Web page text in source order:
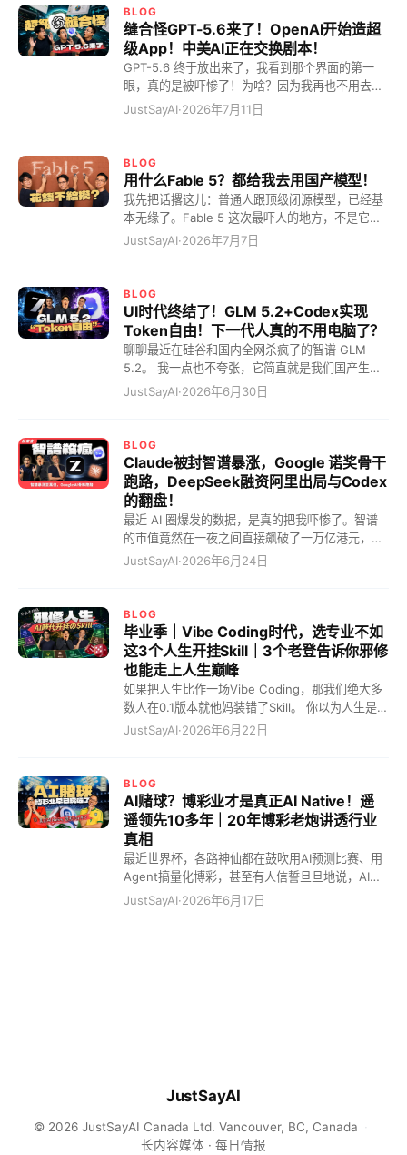
Telegram版 点击打开 · 免费体验
期中，这意味着剩下的50个月，设备都在无成本、
高效率地自我“印钞”。 而他最狠的一招，是克制住
暴利欲望，将API价格锁死在成本的6倍。你以为6
倍很高？不，这恰恰是极致的“降价防守”——它把
利润压到让任何试图买卡、自己本地部署的第三方
“完全无利可图”。这种算得极清的成本定价，直接
上天天吹嘘的端到端、物理AI，很可能根本就没触
及终局！而大家眼巴巴盼着的完美 L3 自动驾驶，
可能永远只是个画出来的大饼，反倒是看起来更遥
远的 L4，会以你根本想象不到的速度直接降临，把
那些还在吹嘘 L3 的车企一波流带走！吓惨了吗？
扒这智驾！ 其实智驾不需要高级智能，但需要...
RV（雷达视觉），就像个只知道往前看的一根筋，
两眼一抹黑。到了2022年，搞出了 BEV（鸟瞰
图），把侧面7个摄像头加上前面的主激光雷达拼
接起来，算是开了个360度全景天眼，终于跟人类
的视角完全对标了。到了2025年，也就是现在，端
BLOG
缝合怪GPT-5.6来了！OpenAI开始造超
级App！中美AI正在交换剧本！
GPT-5.6 终于放出来了，我看到那个界面的第一
眼，真的是被吓惨了！为啥？因为我再也不用去求
Claude Fable 5 这个老油条了！ 我最近用 Fable
也是天下无敌啊！你想一想，你以前在公司里遇到
那种老鸟，你问他个事儿，他直接跟你打太极！“哎
呀，这个涉及到安全问题呀，那个不符合规范呀。”
他天天把那些政治正确挂在嘴边，跟你装死。甚至
表面上答应你，转头就甩给小弟做一个 50 分的残
次品应付了事。这种打工人的苦，我居然在 AI 身
边，恨不得拿个砖头逼着他干活，但他是个 AI
呐，他不吃饭也不下班，你拿他有什么办法？ 但现
在，GPT-5.6 来了，这世界清静了！他完全没有拒
绝我，什么安全问题、七七八八的借口，统统没
有。他就用那种清澈的眼神看着我，上来没有任何
废话，直接切入正题。我刚才还在开车呢，十几分
钟的路程，他已经把几十万字的文档和日志全部分
JustSayAI·2026年7月11日
BLOG
用什么Fable 5？都给我去用国产模型！
我先把话撂这儿：普通人跟顶级闭源模型，已经基
本无缘了。Fable 5 这次最吓人的地方，不是它有
多强，而是它终于把牌摊开了：你花了钱，也未必
直接拒；后面还藏着一个暗保镖，觉得你这个问题
太傻，偷偷把你转给更笨的模型。日志里甚至能看
到一句近乎羞辱的话：too dumb to use Fable。
翻译成人话是什么？你太菜，不配。 顶级模型，花
钱还不让摸！ Fable 5 不是第一个干这事的。
级，什么超牛逼、一般牛逼、普通牛逼，名字我都
钱，一边祈祷今天别把博士切成实习生。 这说明什
么？说明闭源模型进入了“看门时代”。它们不再只
拼能力，而是拼谁更会限量，谁更会分层，谁更会
把最好的东西供起来给估值讲故事。你以为自己在
买生产力，其实你买的是排队资格。你问它问题，
它先问你：你配吗？ 这就很荒诞了。模型公司天天
讲 AGI，天
JustSayAI·2026年7月7日
BLOG
UI时代终结了！GLM 5.2+Codex实现
Token自由！下一代人真的不用电脑了？
聊聊最近在硅谷和国内全网杀疯了的智谱 GLM
5.2。 我一点也不夸张，它简直就是我们国产生态
的 DeepSeek R1 时刻！自从我去年底疯狂囤了这
什么？因为我算是彻底实现了 Token 自由！ 这到
底是个什么概念？就是你终于不用像个穷逼一样，
每敲一行代码都要算计口袋里那几个可怜的铜板
了。你想想，以前每次调用大模型，看着屏幕上跳
跃的字符，你心里想的不是代码有多牛，而是“卧
槽，这得花多少钱”！现在呢？你完全可以对它说，
Token 自由这件事 你肯定要问，这玩意儿到底有
一晚上在那里瞎搞 computer use，第二天早上起
来一看，硬生生给我烧掉了 200 美金！这谁顶得住
啊？我心都在滴血啊！这种感觉是什么？这简直就
是你请了一个按小时收费的顶级大律师，一小时几
百美金，你平时根本不舍得用。用的时
JustSayAI·2026年6月30日
BLOG
Claude被封智谱暴涨，Google 诺奖骨干
跑路，DeepSeek融资阿里出局与Codex
的翻盘！
最近 AI 圈爆发的数据，是真的把我吓惨了。智谱
的市值竟然在一夜之间直接飙破了一万亿港元，这
个数字刺眼得让人倒吸一口冷气。老美前脚刚傲慢
的连环绝杀，直接把还没反应过来的硅谷大厂按在
泥地里疯狂摩擦。这波血汗红利吃得，真的是把所
有人都看傻了。 万亿暴涨的遮羞布，到底盖住了谁
的无能？ 你以为Claude这只是一次普通的封号事
件？错！这把无情的利刃，直接扯下了整个 AI 圈
虚伪的遮羞布。想想看，我前一天晚上还在用
晨醒来，号没了！全网瞬间哀嚎遍野，连 AI 界的
大模型质量差口气。可一旦它掏出逆天的百万窗口
上下文，像大海捞针一样精准地帮你改 bug，而且
token 用量极其耐烧的时候，那种感觉就像是：你
本来在一家高攀不起的米其林排队，结果被轰出来
了；转头街边大排档老板给你上了一桌满汉全席，
还拍着胸脯说全场免单！这你怎么能不
JustSayAI·2026年6月24日
BLOG
毕业季｜Vibe Coding时代，选专业不如
这3个人生开挂Skill｜3个老登告诉你邪修
也能走上人生巅峰
如果把人生比作一场Vibe Coding，那我们绝大多
数人在0.1版本就他妈装错了Skill。 你以为人生是一
本写好大纲的剧本，只要按部就班就能通关？扯
跟我扯什么选错专业毁一生，老子告诉你，就算你
当年选了宇宙第一的计算机专业，今天照样被AI按
在地上疯狂摩擦。选专业？选个屁的专业！在Vibe
Coding的时代，你选什么专业都不如选个好城市，
选好城市不如装上这3个能让你人生直接开挂的“邪
修”Skill。 最大的Bug，是上了时代的贼船又自己跳
看。你知道闲哥迄今为止人生最大的Bug是什么
JustSayAI·2026年6月22日
BLOG
AI赌球？博彩业才是真正AI Native！遥
遥领先10多年｜20年博彩老炮讲透行业
真相
最近世界杯，各路神仙都在鼓吹用AI预测比赛、用
Agent搞量化博彩，甚至有人信誓旦旦地说，AI能
算出致富密码。 听到这些话，我真的是差点笑出
出来，整个巴西队死气沉沉。于是无数球迷拍案而
子想想，世界杯这种级别的比赛，庄家去操纵比赛
财？是个屁！ 我告诉你，对于博彩公司来说，世界
杯期间就四个字：妈的，双十一又来了！ 这感觉非
JustSayAI·2026年6月17日
JustSayAI
© 2026 JustSayAI Canada Ltd. Vancouver, BC, Canada
长内容媒体 · 每日情报